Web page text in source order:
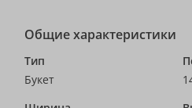
Общие характеристики
Тип
Букет